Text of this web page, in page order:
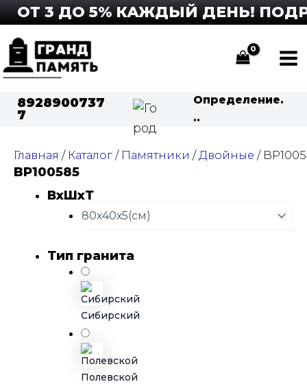
Перейти
к
содержимому
3 ДО 5% КАЖДЫЙ ДЕНЬ!
8928900737
7
Определение.
..
Главная / Каталог / Памятники /Двойные /
BP100585
Тип гранита
Полевской
Сибирский
ВхШхТ